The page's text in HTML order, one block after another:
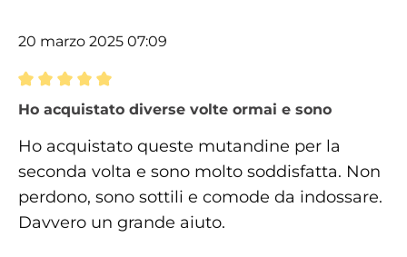
20 marzo 2025 07:09
Recensione con valutazione di 5 su 5 stelle
Ho acquistato diverse volte ormai e sono
Ho acquistato queste mutandine per la
seconda volta e sono molto soddisfatta. Non
perdono, sono sottili e comode da indossare.
Davvero un grande aiuto.